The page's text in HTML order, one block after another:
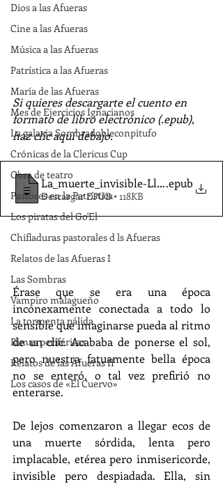
Dios a las Afueras
Cine a las Afueras
Música a las Afueras
Patrística a las Afueras
María de las Afueras
Mes de Ejercicios Ignacianos
La galaxia Sombradobleconpitufo
Crónicas de la Clericus Cup
Obra de teatro
Pastores en la Patrística
Los piratas del Go'El
Chifladuras pastorales d ls Afueras
Relatos de las Afueras I
Las Sombras
Vampiro malagueño
La tormenta pálida
Rimas periféricas
Relatos de las Afueras II
Los casos de «El Cuervo»
Si quieres descargarte el cuento en
formato de libro electrónico (.epub),
haz clic aquí debajo.
La_muerte_invisible-Llamas_JM
.epub
Descargar EPUB • 118KB
Érase que se era una época
inconexamente conectada a todo lo
sensible que imaginarse pueda al ritmo
de un clic. Acababa de ponerse el sol,
pero nuestra fatuamente bella época
no se enteró, o tal vez prefirió no
enterarse.
De lejos comenzaron a llegar ecos de
una muerte sórdida, lenta pero
implacable, etérea pero inmisericorde,
invisible pero despiadada. Ella, sin